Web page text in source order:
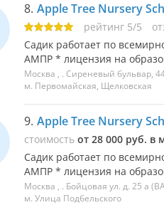
8. Apple Tree Nursery
рейтинг 5/5
Садик работает по
АМПР * лицензия на
Москва , . Сиреневый бульвар,
м. Первомайская, Щелковская
9. Apple Tree Nursery
стоимость от 28 000 руб. в
Садик работает по
АМПР * лицензия на
Москва , . Бойцовая ул. д. 25 а
м. Улица Подбельского